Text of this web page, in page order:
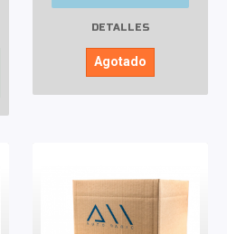
DETALLES
Agotado